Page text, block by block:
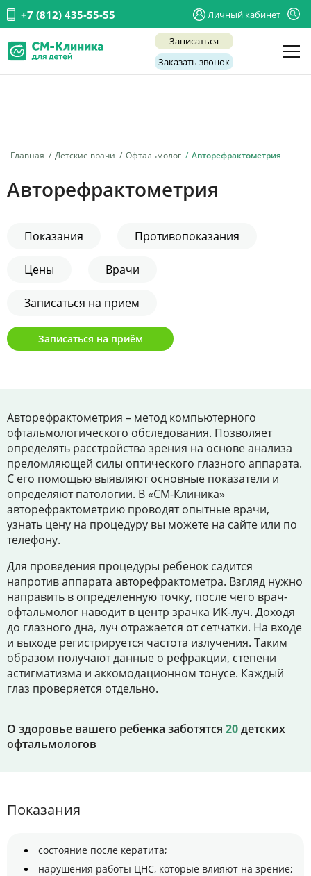
+7 (812) 435-55-55 Личный кабинет
Записаться
Заказать звонок
Главная Детские врачи Офтальмолог Авторефрактометрия
Авторефрактометрия
Показания Противопоказания
Цены Врачи
Записаться на прием
Записаться на приём
Авторефрактометрия – метод компьютерного
офтальмологического обследования. Позволяет
определять расстройства зрения на основе анализа
преломляющей силы оптического глазного аппарата.
С его помощью выявляют основные показатели и
определяют патологии. В «СМ-Клиника»
авторефрактометрию проводят опытные врачи,
узнать цену на процедуру вы можете на сайте или по
телефону.
Для проведения процедуры ребенок садится
напротив аппарата авторефрактометра. Взгляд нужно
направить в определенную точку, после чего врач-
офтальмолог наводит в центр зрачка ИК-луч. Доходя
до глазного дна, луч отражается от сетчатки. На входе
и выходе регистрируется частота излучения. Таким
образом получают данные о рефракции, степени
астигматизма и аккомодационном тонусе. Каждый
глаз проверяется отдельно.
О здоровье вашего ребенка заботятся 20детских
офтальмологов
Показания
состояние после кератита;
нарушения работы ЦНС, которые влияют на зрение;
Услуги
Заболевания
О нас
Контакты
+7 (812) 435-55-55
Записаться на приём